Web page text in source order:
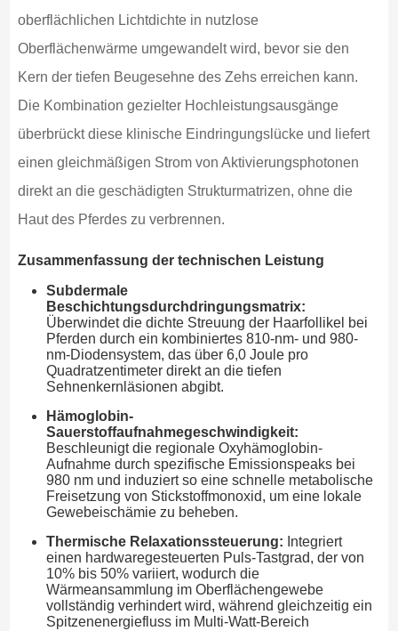
oberflächlichen Lichtdichte in nutzlose
Oberflächenwärme umgewandelt wird, bevor sie den
Kern der tiefen Beugesehne des Zehs erreichen kann.
Die Kombination gezielter Hochleistungsausgänge
überbrückt diese klinische Eindringungslücke und liefert
einen gleichmäßigen Strom von Aktivierungsphotonen
direkt an die geschädigten Strukturmatrizen, ohne die
Haut des Pferdes zu verbrennen.
Zusammenfassung der technischen Leistung
Subdermale
Beschichtungsdurchdringungsmatrix:
Überwindet die dichte Streuung der Haarfollikel bei
Pferden durch ein kombiniertes 810-nm- und 980-
nm-Diodensystem, das über 6,0 Joule pro
Quadratzentimeter direkt an die tiefen
Sehnenkernläsionen abgibt.
Hämoglobin-
Sauerstoffaufnahmegeschwindigkeit:
Beschleunigt die regionale Oxyhämoglobin-
Aufnahme durch spezifische Emissionspeaks bei
980 nm und induziert so eine schnelle metabolische
Freisetzung von Stickstoffmonoxid, um eine lokale
Gewebeischämie zu beheben.
Thermische Relaxationssteuerung: Integriert
einen hardwaregesteuerten Puls-Tastgrad, der von
10% bis 50% variiert, wodurch die
Wärmeansammlung im Oberflächengewebe
vollständig verhindert wird, während gleichzeitig ein
Spitzenenergiefluss im Multi-Watt-Bereich